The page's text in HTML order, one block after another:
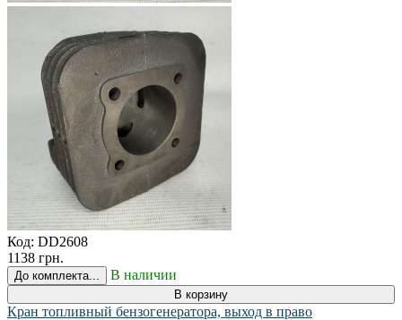
Код: DD2608
1138 грн.
До комплекта... В наличии
В корзину
Кран топливный бензогенератора, выход в право